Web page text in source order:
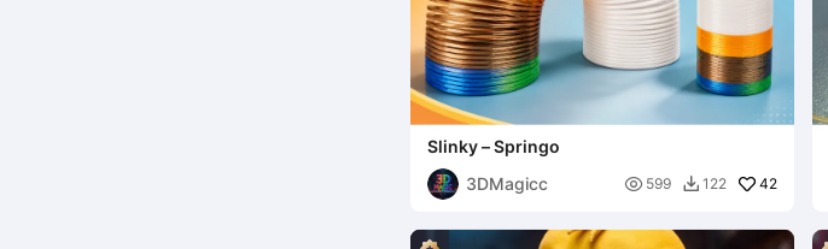
Slinky – Springo
3DMagicc
 599  122 42